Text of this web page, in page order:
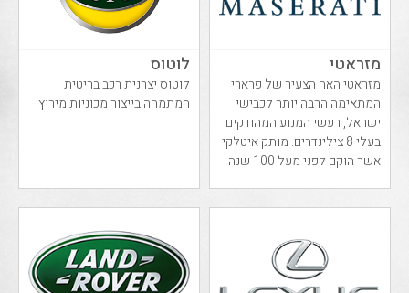
מזראטי
מזראטי האח הצעיר של פרארי
המתאימה הרבה יותר לכבישי
ישראל, רעשי המנוע המהודקים
בעלי 8 צילינדרים. מותק איטלקי
אשר הוקם לפני מעל 100 שנה
לוטוס
לוטוס יצרנית רכב בריטית
המתמחה בייצור מכוניות מירוץ